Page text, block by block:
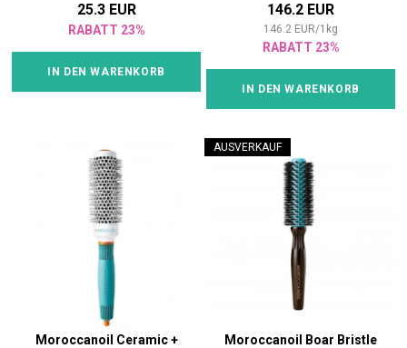
25.3 EUR
RABATT 23%
IN DEN WARENKORB
146.2 EUR
146.2 EUR/1 kg
RABATT 23%
IN DEN WARENKORB
Moroccanoil Ceramic +
AUSVERKAUF
Moroccanoil Boar Bristle